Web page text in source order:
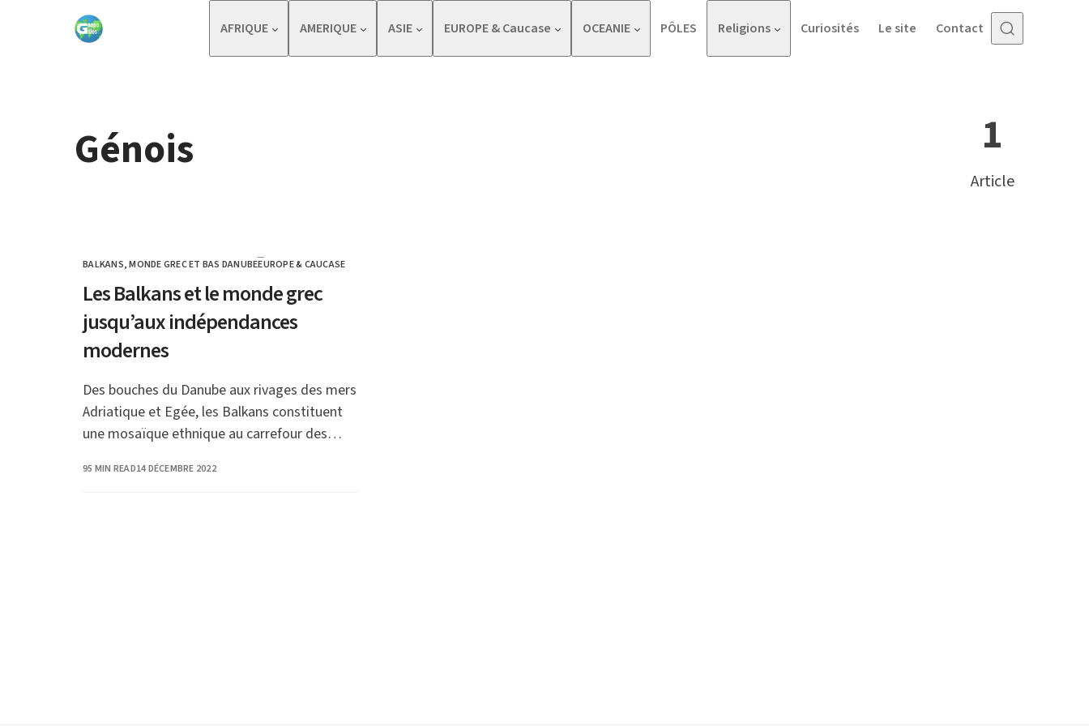
Skip to content
AFRIQUE AMERIQUE ASIE EUROPE & Caucase OCEANIE PÔLES Religions Curiosités Le site Contact
Génois 1
Article
CATEGORY
BALKANS, MONDE GREC ET BAS DANUBEEUROPE & CAUCASE
Les Balkans et le monde grec
jusqu’aux indépendances
modernes
Des bouches du Danube aux rivages des mers
Adriatique et Egée, les Balkans constituent
une mosaïque ethnique au carrefour des
95 MIN READPUBLISHED
14 DÉCEMBRE 2022